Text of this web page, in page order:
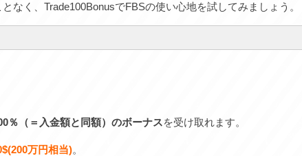
なく、Trade100BonusでFBSの使い心地を試してみましょう。
％（＝入金額と同額）のボーナスを受け取れます。
万円相当)。